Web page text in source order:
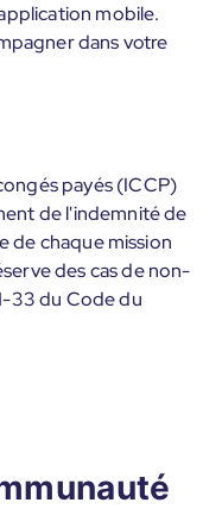
mobile.
dans votre
payés (ICCP)
de l'indemnité de
de chaque mission
des cas de non-
33 du Code du